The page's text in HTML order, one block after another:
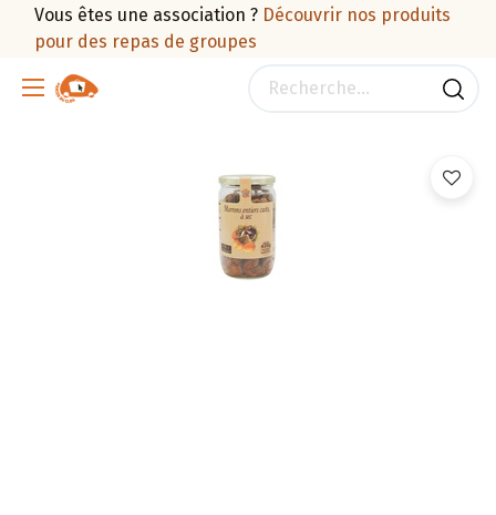
Vous êtes une association ? Découvrir nos produits
pour des repas de groupes